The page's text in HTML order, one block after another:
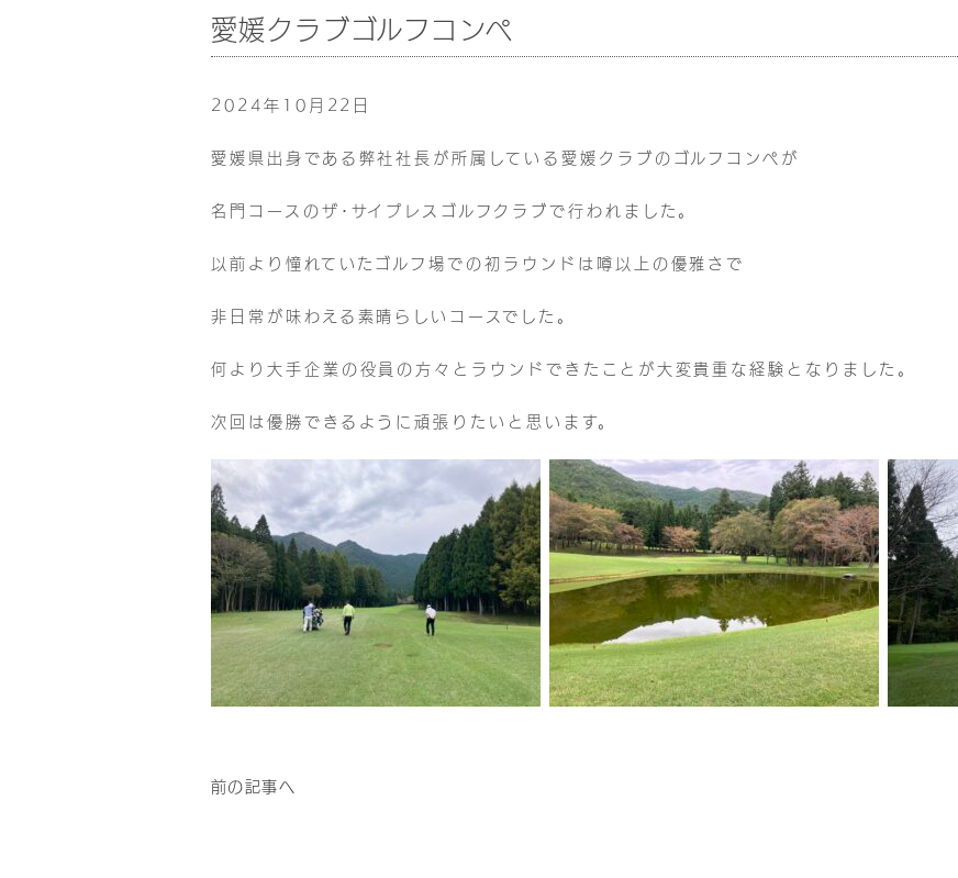
愛媛クラブゴルフコンペ
2024年10月22日
愛媛県出身である弊社社長が所属している愛媛クラブのゴルフコンペが
名門コースのザ･サイプレスゴルフクラブで行われました。
以前より憧れていたゴルフ場での初ラウンドは噂以上の優雅さで
非日常が味わえる素晴らしいコースでした。
何より大手企業の役員の方々とラウンドできたことが大変貴重な経験となりました。
次回は優勝できるように頑張りたいと思います。
前の記事へ